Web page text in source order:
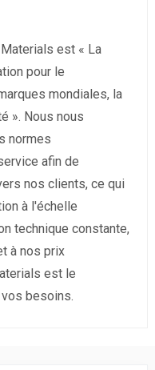
est « La
pour le
mondiales, la
». Nous nous
normes
afin de
nos clients, ce qui
à l'échelle
technique constante,
à nos prix
est le
besoins.